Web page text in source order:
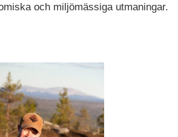
och miljömässiga utmaningar.